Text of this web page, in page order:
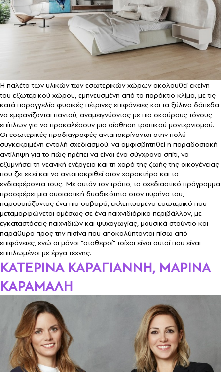
Η παλέτα των υλικών των εσωτερικών χώρων ακολουθεί εκείνη
του εξωτερικού χώρου, εμπνευσμένη από το παράκτιο κλίμα, με τις
κατά παραγγελία φυσικές πέτρινες επιφάνειες και τα ξύλινα δάπεδα
να εμφανίζονται παντού, αναμειγνύοντας με πιο σκούρους τόνους
επίπλων για να προκαλέσουν μια αίσθηση τροπικού μοντερνισμού.
Οι εσωτερικές προδιαγραφές ανταποκρίνονται στην πολύ
συγκεκριμένη εντολή σχεδιασμού: να αμφισβητηθεί η παραδοσιακή
αντίληψη για το πώς πρέπει να είναι ένα σύγχρονο σπίτι, να
εξυμνήσει τη νεανική ενέργεια και τη χαρά της ζωής της οικογένειας
που ζει εκεί και να ανταποκριθεί στον χαρακτήρα και τα
ενδιαφέροντα τους. Με αυτόν τον τρόπο, το σχεδιαστικό πρόγραμμα
προσφέρει μια ουσιαστική δυαδικότητα στον πυρήνα του,
παρουσιάζοντας ένα πιο σοβαρό, εκλεπτυσμένο εσωτερικό που
μεταμορφώνεται αμέσως σε ένα παιχνιδιάρικο περιβάλλον, με
εγκαταστάσεις παιχνιδιών και ψυχαγωγίας, μουσικά στούντιο και
παράθυρα προς την πισίνα που αποκαλύπτονται πίσω από
επιφάνειες, ενώ οι μόνοι “σταθεροί” τοίχοι είναι αυτοί που είναι
επιπλωμένοι με έργα τέχνης.
ΚΑΤΕΡΙΝΑ ΚΑΡΑΓΙΑΝΝΗ, ΜΑΡΙΝΑ
ΚΑΡΑΜΑΛΗ